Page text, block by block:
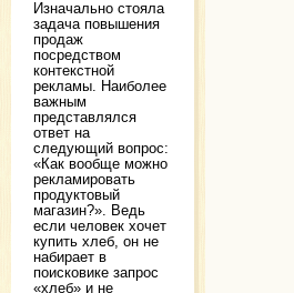
Изначально стояла
задача повышения
продаж
посредством
контекстной
рекламы. Наиболее
важным
представлялся
ответ на
следующий вопрос:
«Как вообще можно
рекламировать
продуктовый
магазин?». Ведь
если человек хочет
купить хлеб, он не
набирает в
поисковике запрос
«хлеб» и не